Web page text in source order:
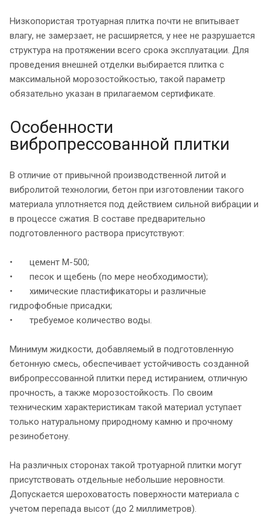
Низкопористая тротуарная плитка почти не впитывает
влагу, не замерзает, не расширяется, у нее не разрушается
структура на протяжении всего срока эксплуатации. Для
проведения внешней отделки выбирается плитка с
максимальной морозостойкостью, такой параметр
обязательно указан в прилагаемом сертификате.
Особенности
вибропрессованной плитки
В отличие от привычной производственной литой и
вибролитой технологии, бетон при изготовлении такого
материала уплотняется под действием сильной вибрации и
в процессе сжатия. В составе предварительно
подготовленного раствора присутствуют:
• цемент М-500;
• песок и щебень (по мере необходимости);
• химические пластификаторы и различные
гидрофобные присадки;
• требуемое количество воды.
Минимум жидкости, добавляемый в подготовленную
бетонную смесь, обеспечивает устойчивость созданной
вибропрессованной плитки перед истиранием, отличную
прочность, а также морозостойкость. По своим
техническим характеристикам такой материал уступает
только натуральному природному камню и прочному
резинобетону.
На различных сторонах такой тротуарной плитки могут
присутствовать отдельные небольшие неровности.
Допускается шероховатость поверхности материала с
учетом перепада высот (до 2 миллиметров).